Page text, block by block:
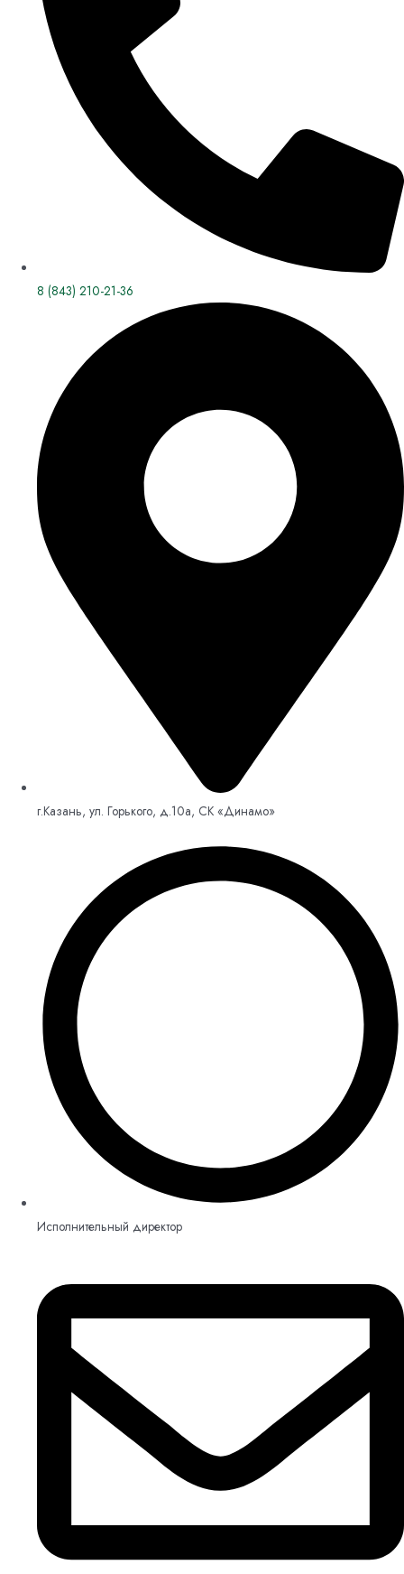
8 (843) 210-21-36
г.Казань, ул. Горького, д.10а, СК «Динамо»
Исполнительный директор